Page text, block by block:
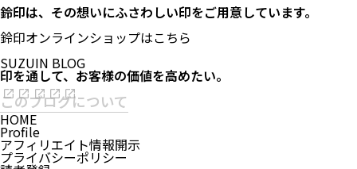
鈴印は、その想いにふさわしい印をご用意しています。
鈴印オンラインショップはこちら
SUZUIN BLOG
印を通して、お客様の価値を高めたい。
このブログについて
HOME
Profile
アフィリエイト情報開示
プライバシーポリシー